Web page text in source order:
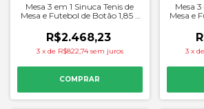
Mesa 3 em 1 Sinuca Tenis de
Mesa e Futebol de Botão 1,85 x
Procopio
R$2.468,23
3 x de R$822,74 sem juros
Mesa
Mesa e
3 xde